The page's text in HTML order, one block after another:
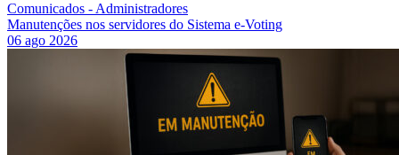
Comunicados - Administradores
Manutenções nos servidores do Sistema e-Voting
06 ago 2026